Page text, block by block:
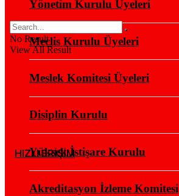
No Result
View All Result
HIZLI ERİŞİM
Yönetim Kurulu Üyeleri
Meclis Kurulu Üyeleri
Meslek Komitesi Üyeleri
Disiplin Kurulu
Yüksek İstişare Kurulu
Akreditasyon İzleme Komitesi